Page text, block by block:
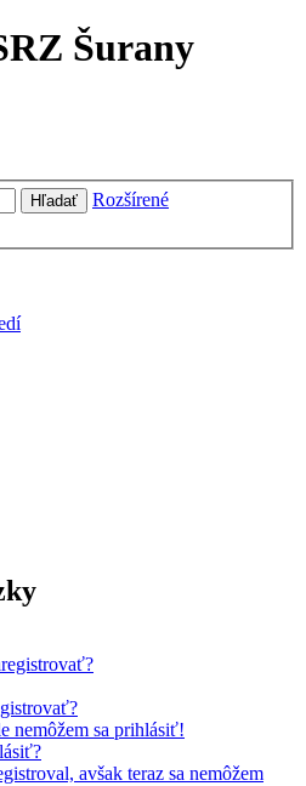
Šurany
Hľadať
Rozšírené
nemôžem sa prihlásiť!
avšak teraz sa nemôžem